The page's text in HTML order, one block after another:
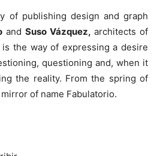
of publishing design and graph
and Suso Vázquez, architects of
the way of expressing a desire
questioning and, when it
the reality. From the spring of
of name Fabulatorio.